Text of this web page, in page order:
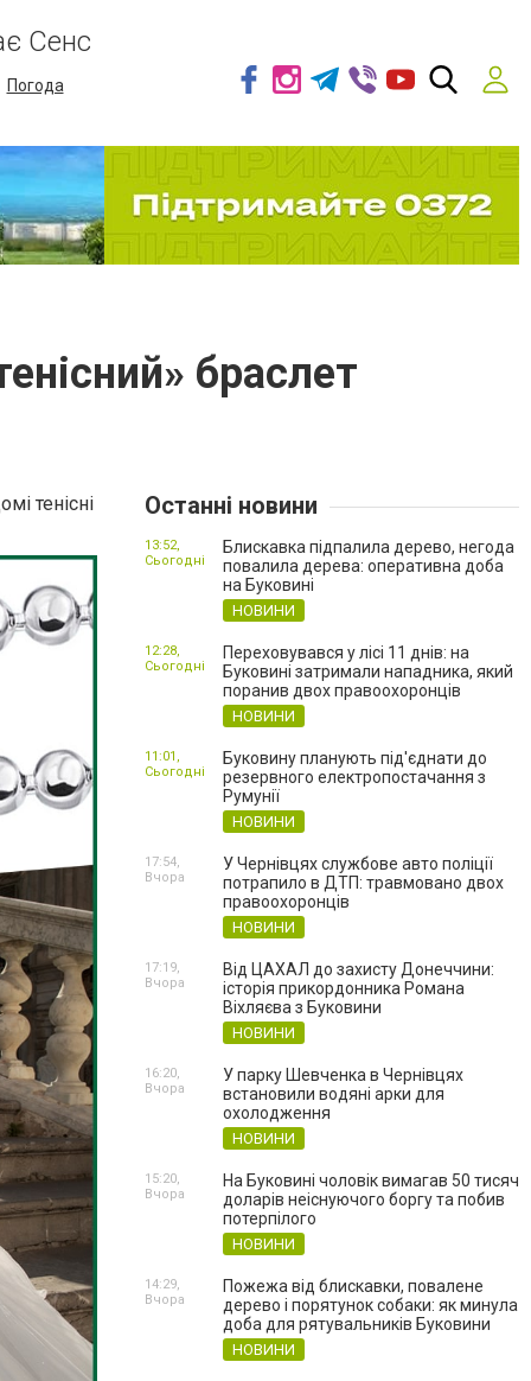
Сенс
Погода
браслет
тенісні Останні новини
Блискавка підпалила дерево, негода
повалила дерева: оперативна доба
на Буковині
НОВИНИ
13:52,
Сьогодні
Переховувався у лісі 11 днів: на
Буковині затримали нападника, який
поранив двох правоохоронців
НОВИНИ
12:28,
Сьогодні
Буковину планують під'єднати до
резервного електропостачання з
Румунії
НОВИНИ
11:01,
Сьогодні
У Чернівцях службове авто поліції
потрапило в ДТП: травмовано двох
правоохоронців
НОВИНИ
17:54,
Вчора
Від ЦАХАЛ до захисту Донеччини:
історія прикордонника Романа
Віхляєва з Буковини
НОВИНИ
17:19,
Вчора
У парку Шевченка в Чернівцях
встановили водяні арки для
охолодження
НОВИНИ
16:20,
Вчора
На Буковині чоловік вимагав 50 тисяч
доларів неіснуючого боргу та побив
потерпілого
НОВИНИ
15:20,
Вчора
Пожежа від блискавки, повалене
дерево і порятунок собаки: як минула
доба для рятувальників Буковини
НОВИНИ
14:29,
Вчора